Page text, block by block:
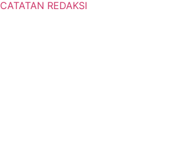
CATATAN REDAKSI